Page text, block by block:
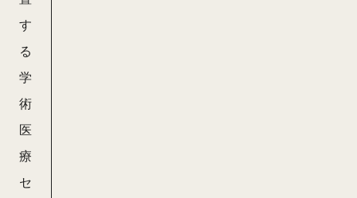
す
る
学
術
医
療
セ